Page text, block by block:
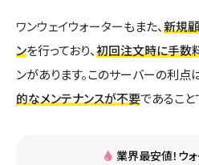
ワンウェイウォーターもまた、 新規
ンを行っており、 初回注文時に手数
ンがあります。このサーバーの利点は
的なメンテナンスが不要であること